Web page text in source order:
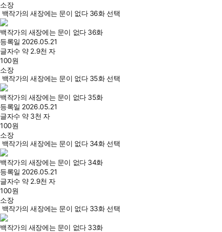
소장
백작가의 새장에는 문이 없다 36화 선택
백작가의 새장에는 문이 없다 36화
등록일 2026.05.21
글자수 약 2.9천 자
100원
소장
백작가의 새장에는 문이 없다 35화 선택
백작가의 새장에는 문이 없다 35화
등록일 2026.05.21
글자수 약 3천 자
100원
소장
백작가의 새장에는 문이 없다 34화 선택
백작가의 새장에는 문이 없다 34화
등록일 2026.05.21
글자수 약 2.9천 자
100원
소장
백작가의 새장에는 문이 없다 33화 선택
백작가의 새장에는 문이 없다 33화